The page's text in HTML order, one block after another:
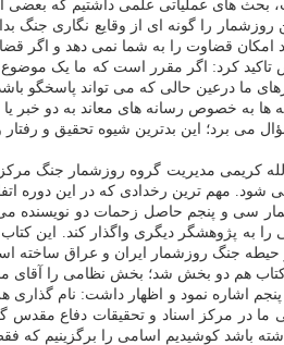
بحث های عملیاتی علمی داشتیم که
روزشمار را گونه ای از وقایع نگاری
امکان قضاوت را به شما نمی دهد و اگر
کرد: اگر مقرر است که ما یک موضوع
درعین حالی که می تواند پاسخگو
ها به خصوص رسانه های معاند به دو خبر
می برد؛ این بدترین شیوه تحقیق و
سی و پنجم حاصل زحمات دو نویسنده
به پژوهشگر دیگری واگذار کند. این
حیطه جنگ روزشمار ایران و عراق
هم دو بخش شد؛ بخش نظامی را
اشاره نمود و اظهار داشت: نام
در مرکز اسناد و تحقیقات دفاع مقدس
باشد کوشیدیم اسامی را برگزینیم که